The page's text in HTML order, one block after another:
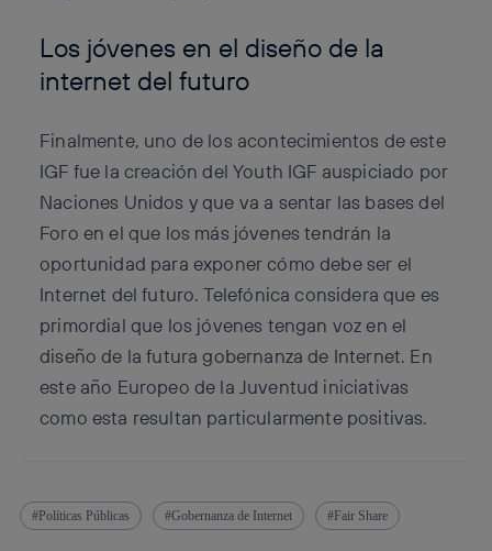
Los jóvenes en el diseño de la
internet del futuro
Finalmente, uno de los acontecimientos de este
IGF fue la creación del Youth IGF auspiciado por
Naciones Unidos y que va a sentar las bases del
Foro en el que los más jóvenes tendrán la
oportunidad para exponer cómo debe ser el
Internet del futuro. Telefónica considera que es
primordial que los jóvenes tengan voz en el
diseño de la futura gobernanza de Internet. En
este año Europeo de la Juventud iniciativas
como esta resultan particularmente positivas.
Políticas Públicas Gobernanza de Internet Fair Share